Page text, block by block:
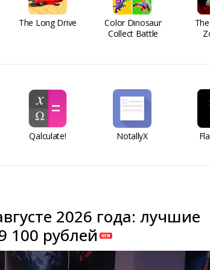
The Long Drive
Color Dinosaur
Collect Battle
Qalculate! NotallyX
2026 года: лучшие
100 рублей